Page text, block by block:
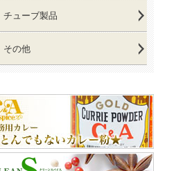
チューブ製品
その他